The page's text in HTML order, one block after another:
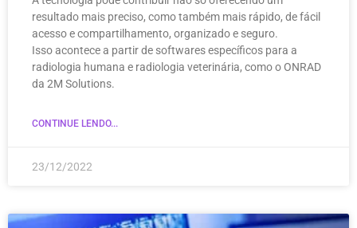
resultado mais preciso, como também mais rápido, de fácil
acesso e compartilhamento, organizado e seguro.
Isso acontece a partir de softwares específicos para a
radiologia humana e radiologia veterinária, como o ONRAD
da 2M Solutions.
CONTINUE LENDO...
23/12/2022